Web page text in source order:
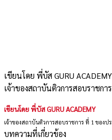
เขียนโดย พี่บัส GURU ACADEMY
เจ้าของสถาบันติวการสอบราชก
เขียนโดย พี่บัส GURU ACADEMY
เจ้าของสถาบันติวการสอบราชการ ที่ 1 ของปร
บทความที่เกี่ยวข้อง